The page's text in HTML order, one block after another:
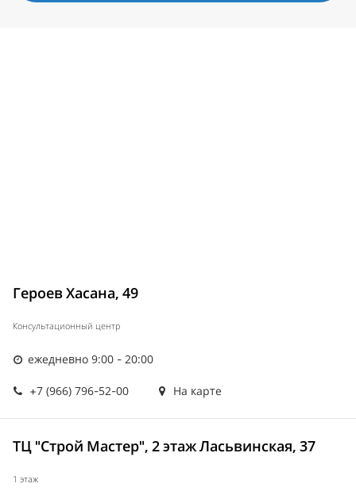
Героев Хасана, 49
Консультационный центр
ежедневно 9:00 - 20:00
+7 (966) 796-52-00 На карте
ТЦ "Строй Мастер", 2 этаж Ласьвинская, 37
1 этаж